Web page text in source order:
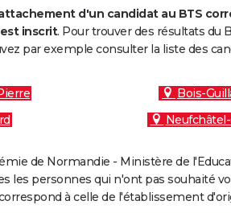
d'un candidat au BTS
inscrit. Pour trouver des résultats du
par exemple consulter la liste des
Bois-
de Normandie - Ministère de
les personnes qui n'ont pas souhaité
à celle de l'établissement